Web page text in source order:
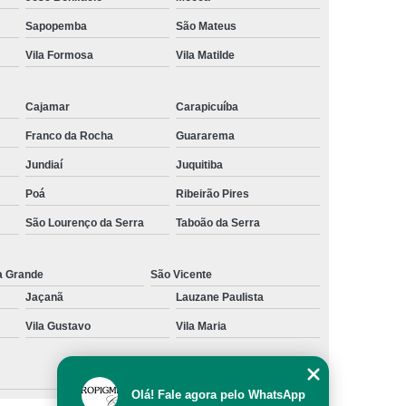
Preenchimento Capilar com Micro Ponto
Preenchimento Capilar com Pigmentação
Preenchimento Capilar Masculino
Preenchimento Capilar nas Entradas
Diminuir Testa
Tratamento de Calvície
Tratamento para Calvície com Micopigmentação
Tratamento para Calvície em Homens
Tratamento para Calvície Masculina
Sapopemba São Mateus
Vila Formosa Vila Matilde
Cajamar Carapicuíba
Franco da Rocha Guararema
Jundiaí Juquitiba
Poá Ribeirão Pires
São Lourenço da Serra Taboão da Serra
Grande
São Vicente
Jaçanã Lauzane Paulista
Vila Gustavo Vila Maria
Olá! Fale agora pelo WhatsApp